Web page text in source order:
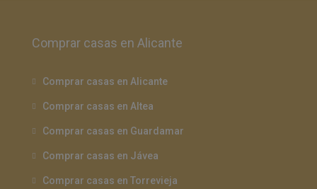
Comprar casas en Alicante
Comprar casas en Alicante
Comprar casas en Altea
Comprar casas en Guardamar
Comprar casas en Jávea
Comprar casas en Torrevieja